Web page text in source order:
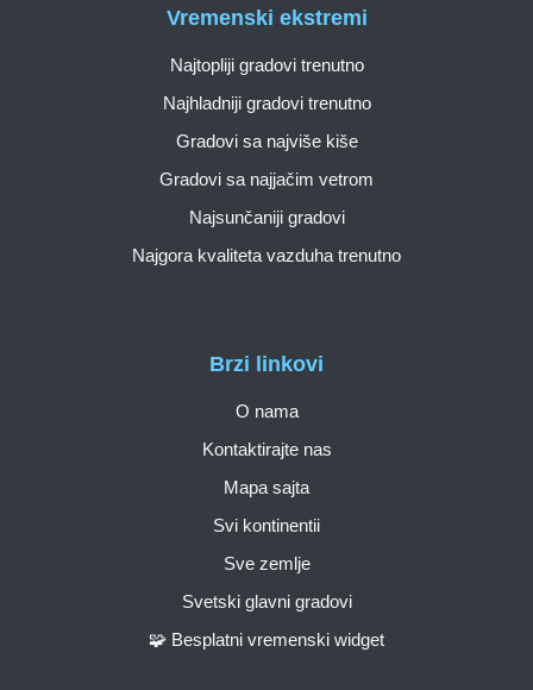
Brzi linkovi
O nama
Kontaktirajte nas
Mapa sajta
Svi kontinentii
Sve zemlje
Svetski glavni gradovi
🧩 Besplatni vremenski widget
Vremenski ekstremi
Najtopliji gradovi trenutno
Najhladniji gradovi trenutno
Gradovi sa najviše kiše
Gradovi sa najjačim vetrom
Najsunčaniji gradovi
Najgora kvaliteta vazduha trenutno